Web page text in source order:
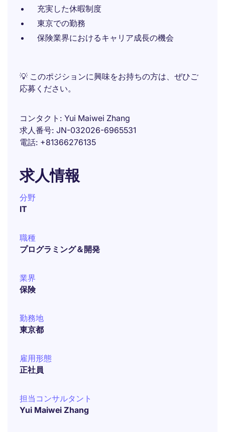
充実した休暇制度
東京での勤務
保険業界におけるキャリア成長の機会
💡 このポジションに興味をお持ちの方は、ぜひご
応募ください。
コンタクト
Yui Maiwei Zhang
求人番号 JN-032026-6965531
電話 +81366276135
求人情報
分野
IT
職種
プログラミング＆開発
業界
保険
勤務地
東京都
雇用形態
正社員
担当コンサルタント
Yui Maiwei Zhang